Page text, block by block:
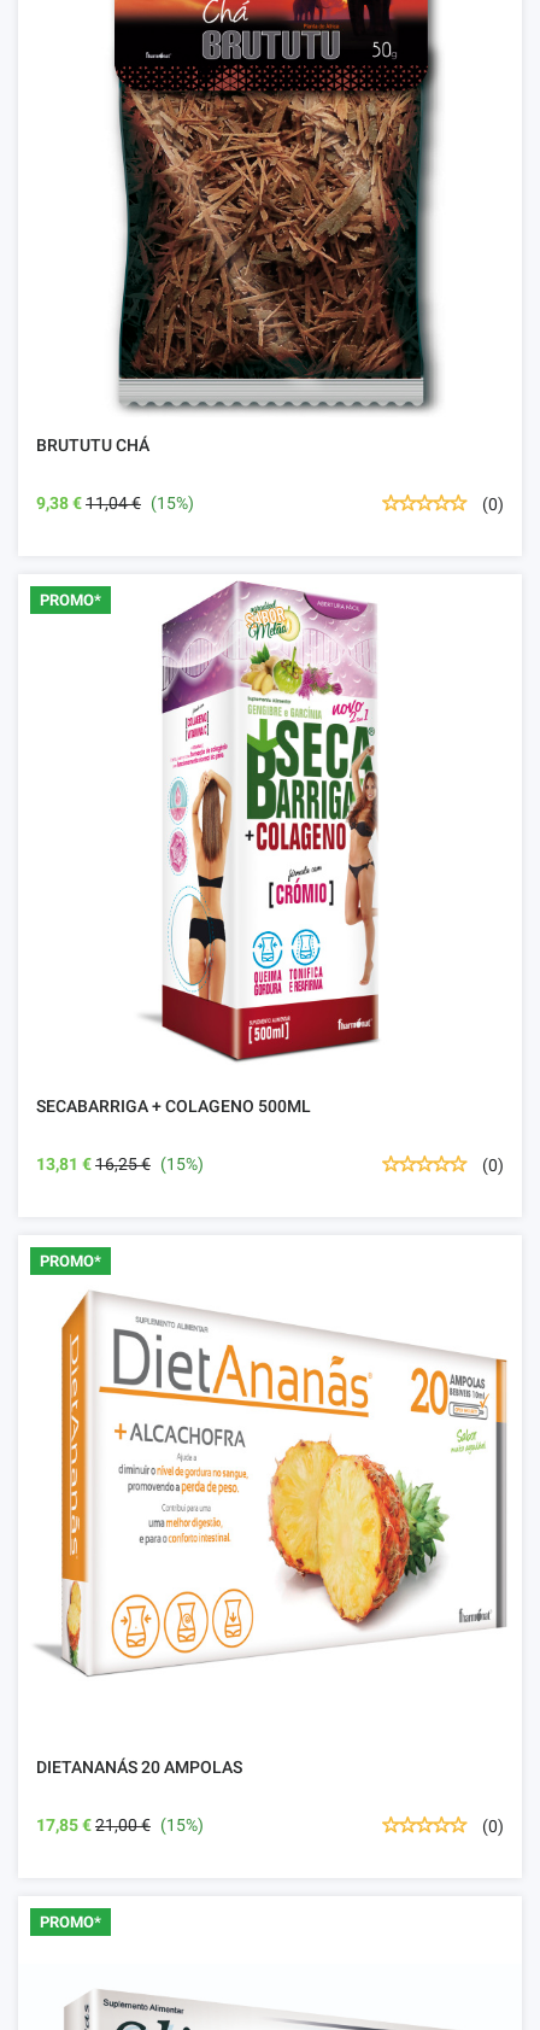
BRUTUTU CHÁ
9,38 €11,04 € (15%) (0)
PROMO*
SECABARRIGA + COLAGENO 500ML
13,81 €16,25 € (15%) (0)
PROMO*
DIETANANÁS 20 AMPOLAS
17,85 €21,00 € (15%) (0)
PROMO*